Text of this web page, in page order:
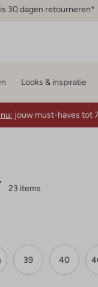
30 dagen retourneren*
Looks & inspiratie
jouw must-haves tot
23 items
39 40